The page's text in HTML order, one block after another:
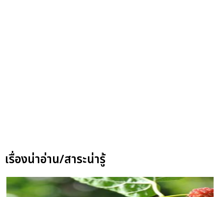
เรื่องน่าอ่าน/สาระน่ารู้